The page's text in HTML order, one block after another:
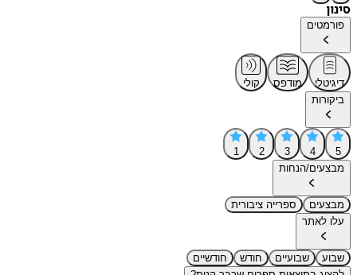
סינון
פורמטים
דיגיטלי מודפס
קולי
ביקורות
5
4
3
2
1
מבצעים/הנחות
מבצעים
ספרייה ציבורית
עלו לאתר
שבוע שבועיים חודש
חודשיים